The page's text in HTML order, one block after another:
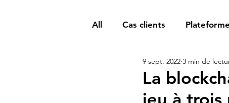
All Cas clients
La
9 sept. 2022 3 min de